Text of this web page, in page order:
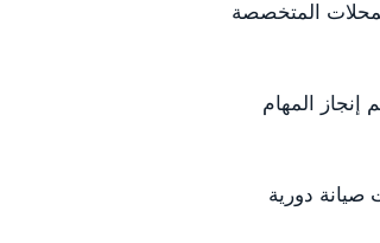
المتخصصة
المهام
دورية